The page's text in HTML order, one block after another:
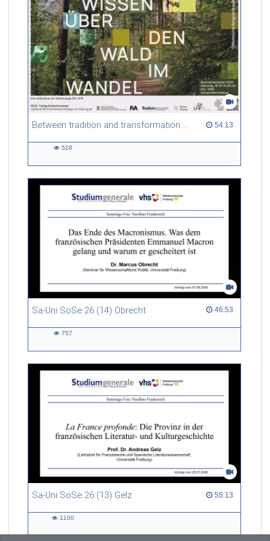
Nutzen und den Risiken nach, die mit den alten, vertrauten
Waldgeschichten einhergehen.
Referent/in:
Prof. Dr. Ulrich
Schraml (Direktor FVA Freiburg)
Between tradition and transformation: how owners, advisers and institutions co-create knowledge for resilient forests in Europe 54:13
54:13 duration
528
Sa-Uni SoSe 26 (14) Obrecht 46:53
46:53 duration
757
Sa-Uni SoSe 26 (13) Gelz 55:13
55:13 duration
1100